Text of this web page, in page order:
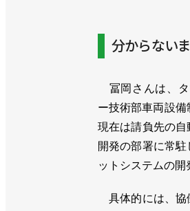
分からない
冨岡さんは、タ
ー技術部車両設備
現在は請負先の自
開発の部署に常
ットシステムの開
具体的には、協